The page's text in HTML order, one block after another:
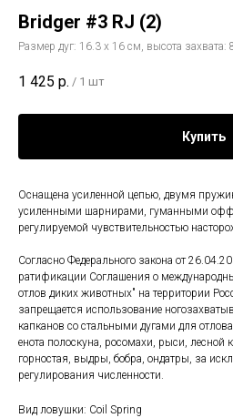
Bridger #3 RJ (2)
Размер дуг: 16.3 х 16 см, высота захвата:
1 425 р. / 1 шт
Купить
Оснащена усиленной цепью, двумя
усиленными шарнирами, гуманными
регулируемой чувствительностью
Согласно Федерального закона от
ратификации Соглашения о
отлов диких животных" на территории
запрещается использование
капканов со стальными дугами для
енота полоскуна, росомахи, рыси, лесной
горностая, выдры, бобра, ондатры, за
регулирования численности.
Вид ловушки: Coil Spring